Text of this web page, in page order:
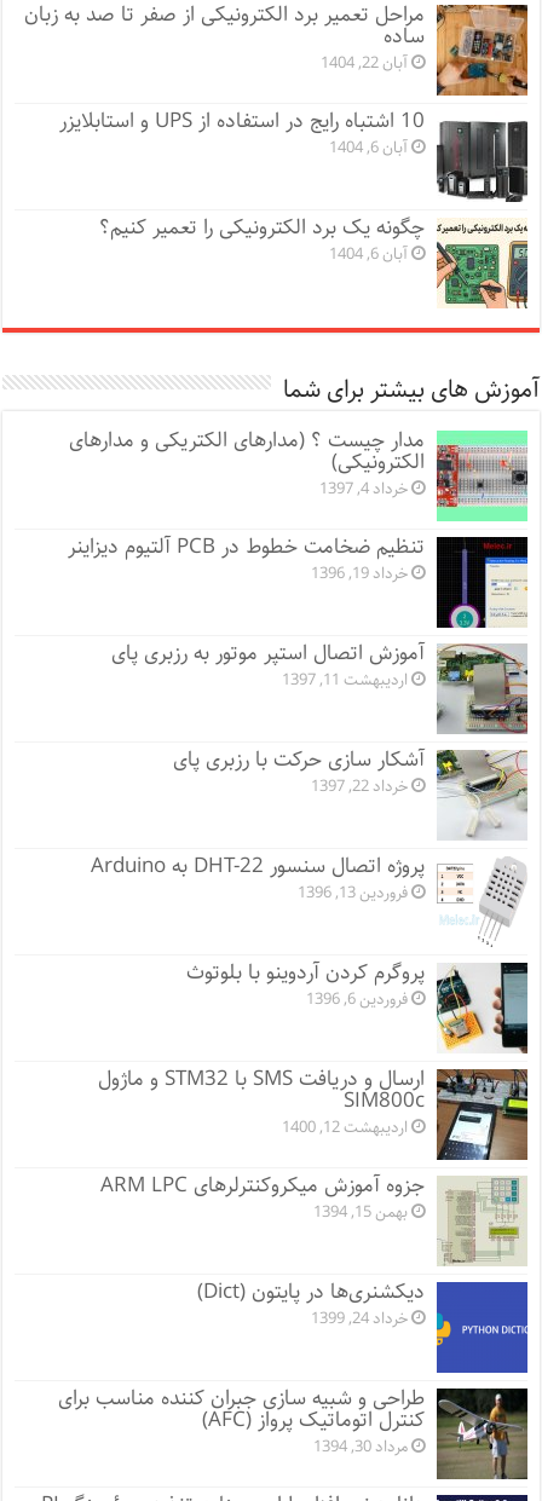
مراحل تعمیر برد الکترونیکی از صفر تا صد به زبان
ساده
آبان 22, 1404
10 اشتباه رایج در استفاده از UPS و استابلایزر
آبان 6, 1404
چگونه یک برد الکترونیکی را تعمیر کنیم؟
آبان 6, 1404
آموزش های بیشتر برای شما
مدار چیست ؟ (مدار‌های الکتریکی و مدار‌های
الکترونیکی)
خرداد 4, 1397
تنظیم ضخامت خطوط در PCB آلتیوم دیزاینر
خرداد 19, 1396
آموزش اتصال استپر موتور به رزبری پای
اردیبهشت 11, 1397
آشکار سازی حرکت با رزبری پای
خرداد 22, 1397
پروژه اتصال سنسور DHT-22 به Arduino
فروردین 13, 1396
پروگرم کردن آردوینو با بلوتوث
فروردین 6, 1396
ارسال و دریافت SMS با STM32 و ماژول
SIM800c
اردیبهشت 12, 1400
جزوه آموزش میکروکنترلرهای ARM LPC
بهمن 15, 1394
دیکشنری‌ها در پایتون (Dict)
خرداد 24, 1399
طراحی و شبیه سازی جبران کننده مناسب برای
کنترل اتوماتیک پرواز (AFC)
مرداد 30, 1394